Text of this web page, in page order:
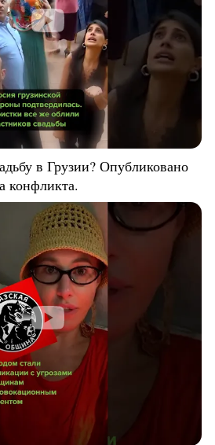
в Грузии? Опубликовано
конфликта.